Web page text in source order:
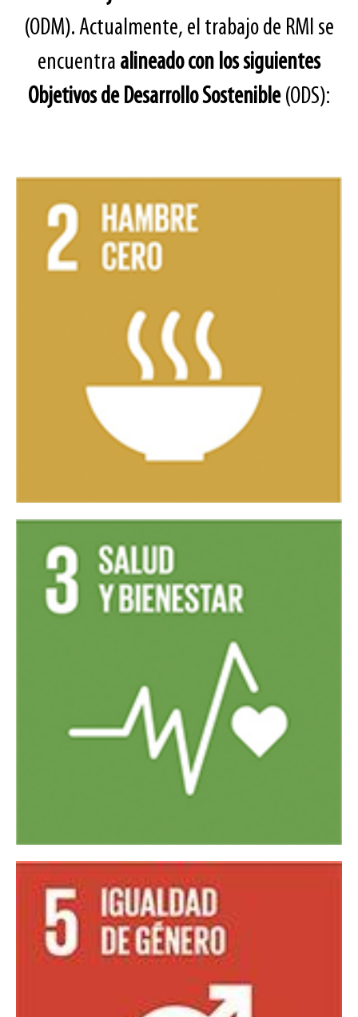
(ODM). Actualmente, el trabajo de RMI se
encuentra alineado con lossiguientes
Objetivos de Desarrollo Sostenible(ODS):